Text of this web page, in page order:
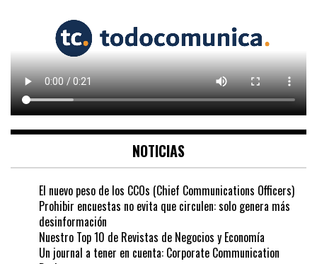
NOTICIAS
El nuevo peso de los CCOs (Chief Communications Officers)
Prohibir encuestas no evita que circulen: solo genera más
desinformación
Nuestro Top 10 de Revistas de Negocios y Economía
Un journal a tener en cuenta: Corporate Communication